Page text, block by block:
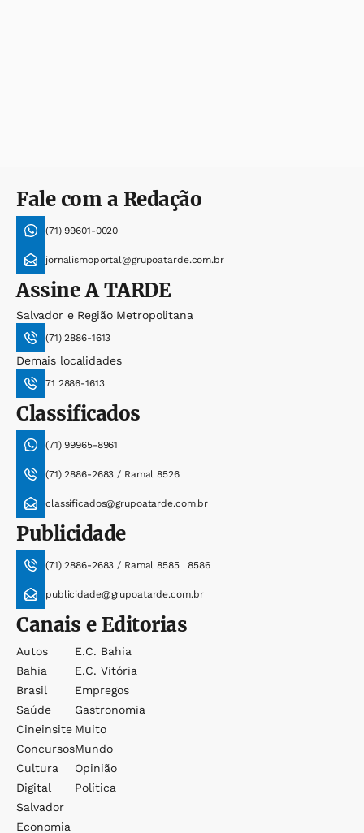
Fale com a Redação
(71) 99601-0020
jornalismoportal@grupoatarde.com.br
AssineA TARDE
Salvador e Região Metropolitana
(71) 2886-1613
Demais localidades
71 2886-1613
Classificados
(71) 99965-8961
(71) 2886-2683 / Ramal 8526
classificados@grupoatarde.com.br
Publicidade
(71) 2886-2683 / Ramal 8585 | 8586
publicidade@grupoatarde.com.br
Canais e Editorias
Autos
Bahia
Brasil
Saúde
Cineinsite
Concursos
Cultura
Digital
Salvador
Economia
E.c. Bahia
E.c. Vitória
Empregos
Gastronomia
Muito
Mundo
Opinião
Política